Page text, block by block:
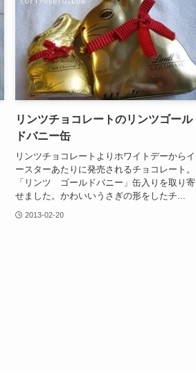
リンツチョコレートのリンツゴール
ドバニー缶
リンツチョコレートよりホワイトデーからイ
ースターあたりに発売されるチョコレート。
「リンツ ゴールドバニー」缶入りを取り寄
せました。かわいいうさぎの形をしたチ...
2013-02-20